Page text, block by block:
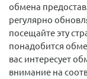
обмена
регулярно
посещайте эту
понадобится
вас интересует
внимание на